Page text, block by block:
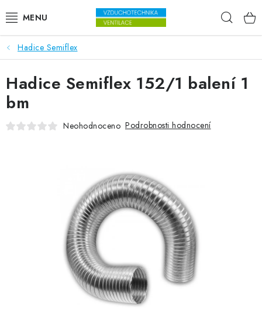
VENTILÁTORY
VZDUCHOTECHNIKA
REKUPERACE
ODVLHČOVAČE
ZVLHČOVAČE VZDUCHU PRŮMYSLOVÉ
NAHŘÍVACÍ POLŠTÁŘEK S LÁVOVÝM PÍSKEM
Hadice Semiflex
Hadice Semiflex 152/1 balení 1
bm
Neohodnoceno Podrobnosti hodnocení